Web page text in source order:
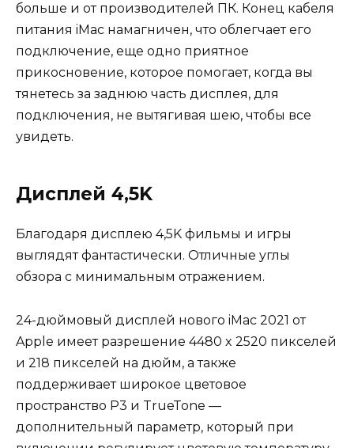
больше и от производителей ПК. Конец кабеля
питания iMac намагничен, что облегчает его
подключение, еще одно приятное
прикосновение, которое помогает, когда вы
тянетесь за заднюю часть дисплея, для
подключения, не вытягивая шею, чтобы все
увидеть.
Дисплей 4,5K
Благодаря дисплею 4,5K фильмы и игры
выглядят фантастически. Отличные углы
обзора с минимальным отражением.
24-дюймовый дисплей нового iMac 2021 от
Apple имеет разрешение 4480 x 2520 пикселей
и 218 пикселей на дюйм, а также
поддерживает широкое цветовое
пространство P3 и TrueTone —
дополнительный параметр, который при